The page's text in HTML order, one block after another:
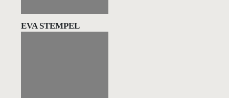
EVA STEMPEL